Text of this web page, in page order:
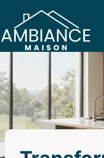
contenu